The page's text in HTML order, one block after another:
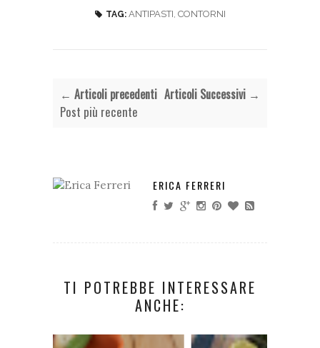
TAG: ANTIPASTI, CONTORNI
← Articoli precedenti
Post più recente
Articoli Successivi →
ERICA FERRERI
TI POTREBBE INTERESSARE
ANCHE: